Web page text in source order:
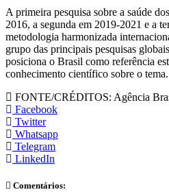
A primeira pesquisa sobre a saúde
2016, a segunda em 2019-2021 e a
metodologia harmonizada
grupo das principais pesquisas
posiciona o Brasil como referência
conhecimento científico sobre o tema.
FONTE/CRÉDITOS: Agência
Facebook
Twitter
Whatsapp
Telegram
LinkedIn
Comentários: